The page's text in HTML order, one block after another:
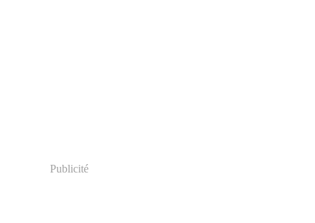
Publicité